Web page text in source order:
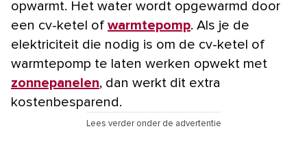
opwarmt. Het water wordt opgewarmd door
een cv-ketel of warmtepomp. Als je de
elektriciteit die nodig is om de cv-ketel of
warmtepomp te laten werken opwekt met
zonnepanelen, dan werkt dit extra
kostenbesparend.
Lees verder onder de advertentie